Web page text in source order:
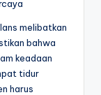
melibatkan
bahwa
keadaan
tidur
harus